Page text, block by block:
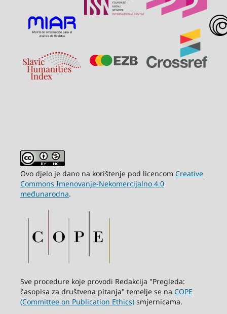
Ovo djelo je dano na korištenje pod licencom Creative
Commons Imenovanje-Nekomercijalno 4.0
međunarodna.
Sve procedure koje provodi Redakcija "Pregleda:
časopisa za društvena pitanja" temelje se na COPE
(Committee on Publication Ethics)smjernicama.